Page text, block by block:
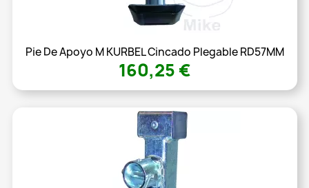
Pie De Apoyo M KURBEL Cincado Plegable RD57MM
160,25 €